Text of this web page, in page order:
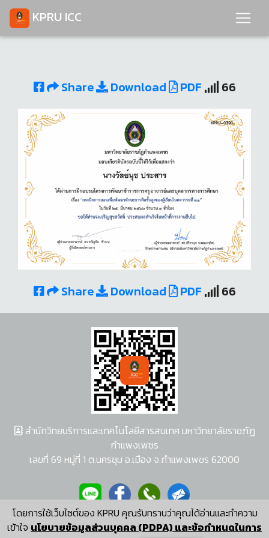
KPRU ICC
Share Download PDF 66
Share Download PDF 66
โดยการใช้เว็บไซต์ของ KPRU คุณรับทราบว่าคุณได้อ่านและทำความ
เข้าใจ นโยบายข้อมูลส่วนบุคคล (PDPA) และข้อกำหนดในการ
สำนักวิทยบริการและเทคโนโลยีสารสนเทศ มหาวิทยาลัยราชภัฏ
กำแพงเพชร
เลขที่ 69 หมู่ที่ 1 ต.นครชุม อ.เมือง จ.กำแพงเพชร 62000
ผู้พัฒนาระบบ อนุชา พวงผกา